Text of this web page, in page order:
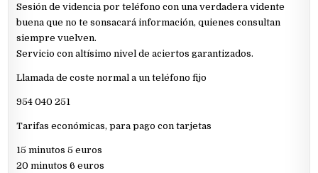
Sesión de videncia por teléfono con una verdadera vidente
buena que no te sonsacará información, quienes consultan
siempre vuelven.
Servicio con altísimo nivel de aciertos garantizados.
Llamada de coste normal a un teléfono fijo
954 040 251
Tarifas económicas, para pago con tarjetas
15 minutos 5 euros
20 minutos 6 euros